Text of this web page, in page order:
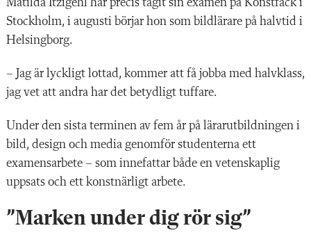
Matilda Itzigehl har precis tagit sin examen på Konstfack i
Stockholm, i augusti börjar hon som bildlärare på halvtid i
Helsingborg.
– Jag är lyckligt lottad, kommer att få jobba med halvklass,
jag vet att andra har det betydligt tuffare.
Under den sista terminen av fem år på lärarutbildningen i
bild, design och media genomför studenterna ett
examensarbete – som innefattar både en vetenskaplig
uppsats och ett konstnärligt arbete.
”Marken under dig rör sig”